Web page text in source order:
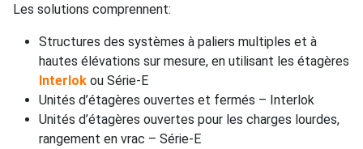
Les solutions comprennent:
Structures des systèmes à paliers multiples et à
hautes élévations sur mesure, en utilisant les étagères
Interlok ou Série-E
Unités d’étagères ouvertes et fermés – Interlok
Unités d’étagères ouvertes pour les charges lourdes,
rangement en vrac – Série-E